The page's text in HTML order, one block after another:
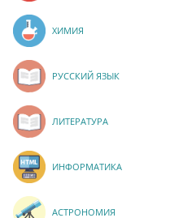
ХИМИЯ
РУССКИЙ ЯЗЫК
ЛИТЕРАТУРА
ИНФОРМАТИКА
АСТРОНОМИЯ